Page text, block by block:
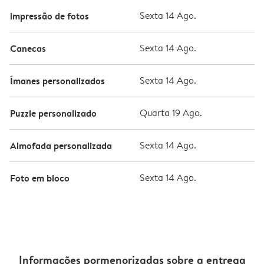
impressão de fotos Sexta 14 Ago.
Canecas Sexta 14 Ago.
Ímanes personalizados Sexta 14 Ago.
Puzzle personalizado Quarta 19 Ago.
Almofada personalizada Sexta 14 Ago.
Foto em bloco Sexta 14 Ago.
Informações pormenorizadas sobre a entrega